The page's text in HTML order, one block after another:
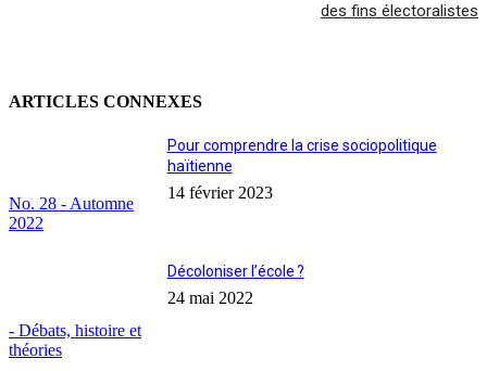
des fins électoralistes
ARTICLES CONNEXES
No. 28 - Automne
2022
Pour comprendre la crise sociopolitique
haïtienne
14 février 2023
- Débats, histoire et
théories
Décoloniser l’école ?
24 mai 2022